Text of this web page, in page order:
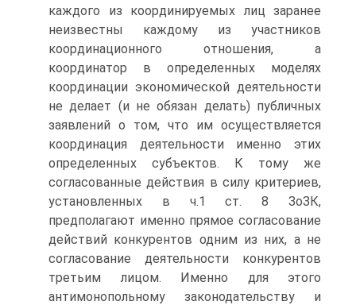
каждого из координируемых лиц заранее
неиз­вестны каждому из участников
координационного отношения, а
координатор в определенных моделях
координации экономической деятельности
не дела­ет (и не обязан делать) публичных
заявлений о том, что им осуществляется
координация деятельности именно этих
определенных субъектов. К тому же
согласованные действия в силу критериев,
установленных в ч.1 ст. 8 ЗоЗК,
предполагают именно прямое согласование
действий конкурентов одним из них, а не
согласование деятельности конкурентов
третьим лицом. Именно для этого
антимонопольному законодательству и